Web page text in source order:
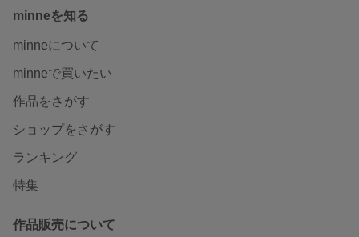
minneを知る
minneについて
minneで買いたい
作品をさがす
ショップをさがす
ランキング
特集
作品販売について